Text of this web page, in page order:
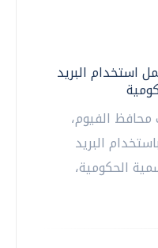
استخدام البريد
محافظ الفيوم،
البريد
الحكومية،